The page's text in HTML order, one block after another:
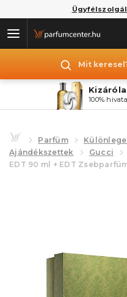
Mit
100%
Parfüm
Ajándékszettek
Gucci
EDT 90 ml + EDT